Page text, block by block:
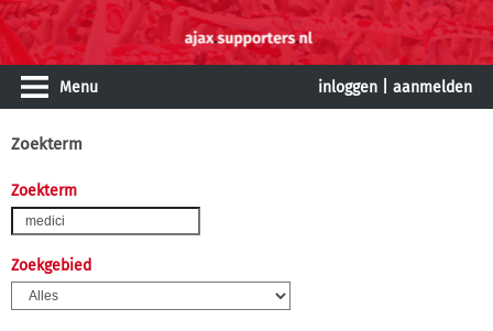
Menu inloggen aanmelden
Zoekterm
Zoekterm
Zoekgebied